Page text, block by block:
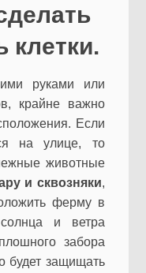
клетки.
руками или
крайне важно
Если
на улице, то
животные
и сквозняки,
ферму в
и ветра
забора
будет защищать